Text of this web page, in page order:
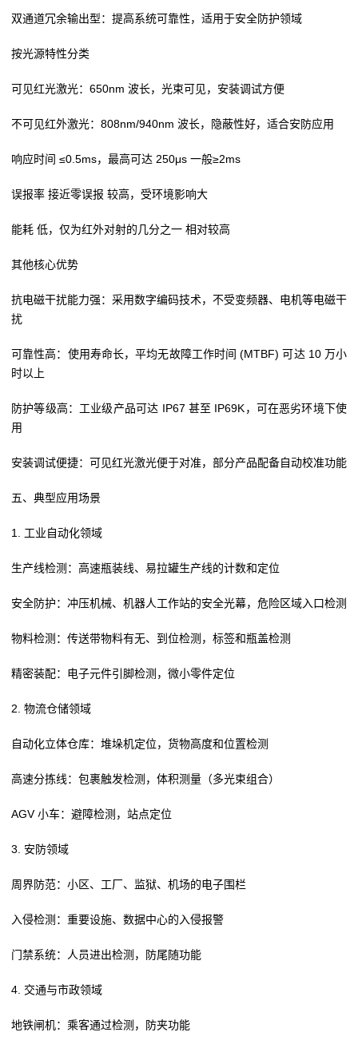
双通道冗余输出型：提高系统可靠性，适用于安全防护领域
按光源特性分类
可见红光激光：650nm 波长，光束可见，安装调试方便
不可见红外激光：808nm/940nm 波长，隐蔽性好，适合安防应用
响应时间 ≤0.5ms，最高可达 250μs 一般≥2ms
误报率 接近零误报 较高，受环境影响大
能耗 低，仅为红外对射的几分之一 相对较高
其他核心优势
抗电磁干扰能力强：采用数字编码技术，不受变频器、电机等电磁干
扰
可靠性高：使用寿命长，平均无故障工作时间 (MTBF) 可达 10 万小
时以上
防护等级高：工业级产品可达 IP67 甚至 IP69K，可在恶劣环境下使
用
安装调试便捷：可见红光激光便于对准，部分产品配备自动校准功能
五、典型应用场景
1. 工业自动化领域
生产线检测：高速瓶装线、易拉罐生产线的计数和定位
安全防护：冲压机械、机器人工作站的安全光幕，危险区域入口检测
物料检测：传送带物料有无、到位检测，标签和瓶盖检测
精密装配：电子元件引脚检测，微小零件定位
2. 物流仓储领域
自动化立体仓库：堆垛机定位，货物高度和位置检测
高速分拣线：包裹触发检测，体积测量（多光束组合）
AGV 小车：避障检测，站点定位
3. 安防领域
周界防范：小区、工厂、监狱、机场的电子围栏
入侵检测：重要设施、数据中心的入侵报警
门禁系统：人员进出检测，防尾随功能
4. 交通与市政领域
地铁闸机：乘客通过检测，防夹功能